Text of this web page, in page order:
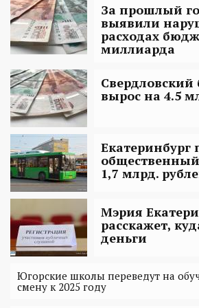
За прошлый
выявили
расходах
миллиарда
вырос на 4.5
Екатеринбург
1,7 млрд.
Мэрия
расскажет,
деньги
Югорские школы переведут на
смену к 2025 году